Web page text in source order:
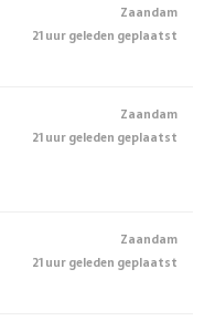
Zaandam
21 uur geleden geplaatst
Zaandam
21 uur geleden geplaatst
Zaandam
21 uur geleden geplaatst